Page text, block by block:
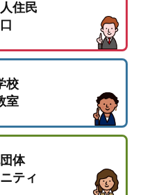
住民
校
室
体
ティ